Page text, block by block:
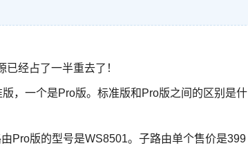
经占了一半重去了！
，一个是Pro版。标准版和Pro版之间的区别是什
Pro版的型号是WS8501。子路由单个售价是399